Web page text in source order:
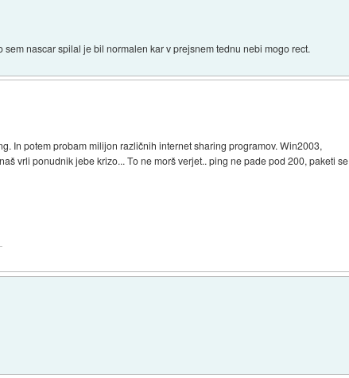
nascar spilal je bil normalen kar v prejsnem tednu nebi mogo rect.
In potem probam milijon različnih internet sharing programov. Win2003,
vrli ponudnik jebe krizo... To ne morš verjet.. ping ne pade pod 200, paketi se